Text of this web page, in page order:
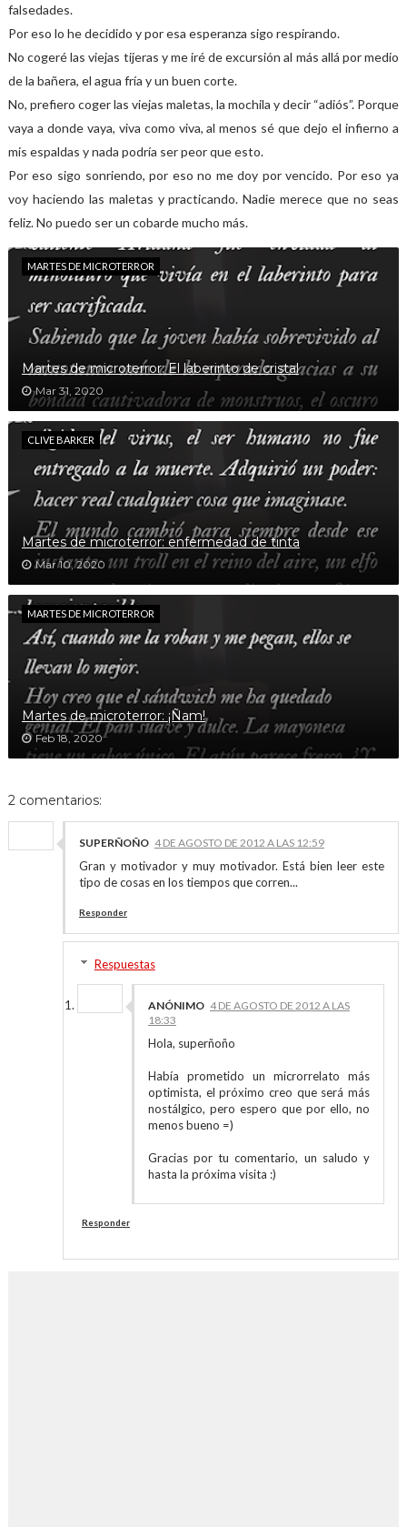
falsedades.
Por eso lo he decidido y por esa esperanza sigo respirando.
No cogeré las viejas tijeras y me iré de excursión al más allá por medio
de la bañera, el agua fría y un buen corte.
No, prefiero coger las viejas maletas, la mochila y decir “adiós”. Porque
vaya a donde vaya, viva como viva, al menos sé que dejo el infierno a
mis espaldas y nada podría ser peor que esto.
Por eso sigo sonriendo, por eso no me doy por vencido. Por eso ya
voy haciendo las maletas y practicando. Nadie merece que no seas
feliz. No puedo ser un cobarde mucho más.
MARTES DE MICROTERROR
Martes de microterror: El laberinto de cristal
Mar 31, 2020
CLIVE BARKER
Martes de microterror: enfermedad de tinta
Mar 10, 2020
MARTES DE MICROTERROR
Martes de microterror: ¡Ñam!
Feb 18, 2020
2 comentarios:
SUPERÑOÑO 4 DE AGOSTO DE 2012 A LAS 12:59
Gran y motivador y muy motivador. Está bien leer este
tipo de cosas en los tiempos que corren...
Responder
Respuestas
ANÓNIMO 4 DE AGOSTO DE 2012 A LAS
18:33
Hola, superñoño
Había prometido un microrrelato más
optimista, el próximo creo que será más
nostálgico, pero espero que por ello, no
menos bueno =)
Gracias por tu comentario, un saludo y
hasta la próxima visita :)
Responder